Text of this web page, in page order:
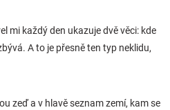
mi každý den ukazuje dvě věci: kde
A to je přesně ten typ neklidu,
zeď a v hlavě seznam zemí, kam se